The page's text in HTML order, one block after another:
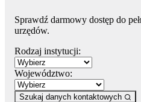
Sprawdź darmowy dostęp do
urzędów.
Rodzaj instytucji:
Województwo:
Szukaj danych kontaktowych